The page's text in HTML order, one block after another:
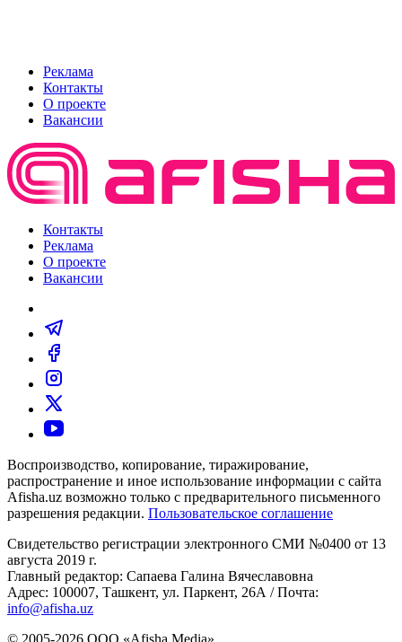
Реклама
Контакты
О проекте
Вакансии
Контакты
Реклама
О проекте
Вакансии
Воспроизводство, копирование, тиражирование,
распространение и иное использование информации с сайта
Afisha.uz возможно только с предварительного письменного
разрешения редакции. Пользовательское соглашение
Свидетельство регистрации электронного СМИ №0400 от 13
августа 2019 г.
Главный редактор: Сапаева Галина Вячеславовна
Адрес: 100007, Ташкент, ул. Паркент, 26А / Почта:
info@afisha.uz